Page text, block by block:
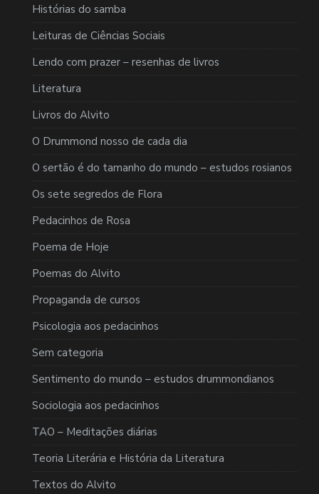
Histórias do samba
Leituras de Ciências Sociais
Lendo com prazer – resenhas de livros
Literatura
Livros do Alvito
O Drummond nosso de cada dia
O sertão é do tamanho do mundo – estudos rosianos
Os sete segredos de Flora
Pedacinhos de Rosa
Poema de Hoje
Poemas do Alvito
Propaganda de cursos
Psicologia aos pedacinhos
Sem categoria
Sentimento do mundo – estudos drummondianos
Sociologia aos pedacinhos
TAO – Meditações diárias
Teoria Literária e História da Literatura
Textos do Alvito